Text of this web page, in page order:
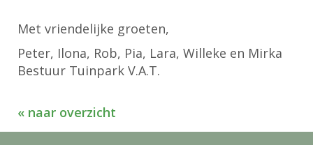
Met vriendelijke groeten,
Peter, Ilona, Rob, Pia, Lara, Willeke en Mirka
Bestuur Tuinpark V.A.T.
« naar overzicht